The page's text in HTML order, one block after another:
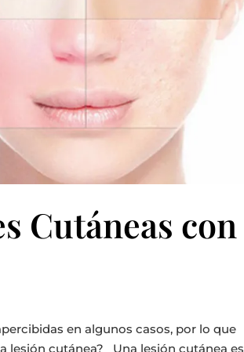
Cutáneas con
en algunos casos, por lo que
lesión cutánea? Una lesión cutánea es